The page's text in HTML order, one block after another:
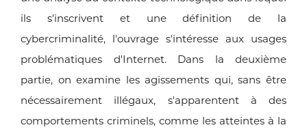
ils s'inscrivent et une définition de la
cybercriminalité, l'ouvrage s'intéresse aux usages
problématiques d'Internet. Dans la deuxième
partie, on examine les agissements qui, sans être
nécessairement illégaux, s'apparentent à des
comportements criminels, comme les atteintes à la